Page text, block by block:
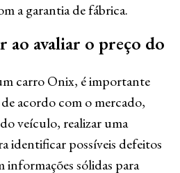
a garantia de fábrica.
ao avaliar o preço do
carro Onix, é importante
acordo com o mercado,
veículo, realizar uma
identificar possíveis defeitos
informações sólidas para